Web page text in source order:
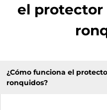
el
¿Cómo funciona el
ronquidos?